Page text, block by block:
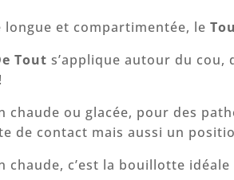
longue et compartimentée, le
Tout s’applique autour du cou,
chaude ou glacée, pour des
de contact mais aussi un
chaude, c’est la bouillotte